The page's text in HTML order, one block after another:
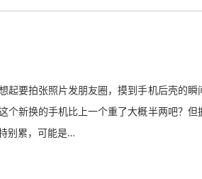
起要拍张照片发朋友圈，摸到手机后壳的瞬
新换的手机比上一个重了大概半两吧？但
别累，可能是…